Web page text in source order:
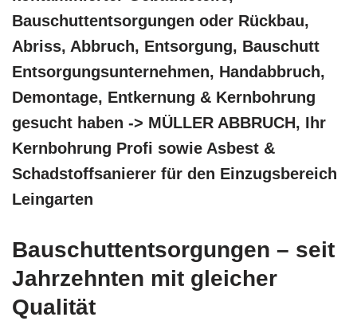
Bauschuttentsorgungen oder Rückbau,
Abriss, Abbruch, Entsorgung, Bauschutt
Entsorgungsunternehmen, Handabbruch,
Demontage, Entkernung & Kernbohrung
gesucht haben -> MÜLLER ABBRUCH, Ihr
Kernbohrung Profi sowie Asbest &
Schadstoffsanierer für den Einzugsbereich
Leingarten
Bauschuttentsorgungen – seit
Jahrzehnten mit gleicher
Qualität